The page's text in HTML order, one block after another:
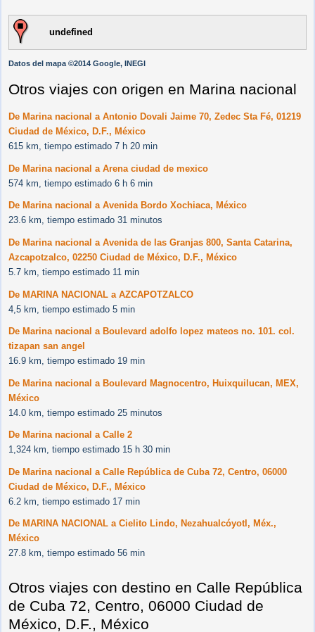
undefined
Datos del mapa ©2014 Google, INEGI
Otros viajes con origen en Marina nacional
De Marina nacional a Antonio Dovali Jaime 70, Zedec Sta Fé, 01219
Ciudad de México, D.F., México
615 km, tiempo estimado 7 h 20 min
De Marina nacional a Arena ciudad de mexico
574 km, tiempo estimado 6 h 6 min
De Marina nacional a Avenida Bordo Xochiaca, México
23.6 km, tiempo estimado 31 minutos
De Marina nacional a Avenida de las Granjas 800, Santa Catarina,
Azcapotzalco, 02250 Ciudad de México, D.F., México
5.7 km, tiempo estimado 11 min
De MARINA NACIONAL a AZCAPOTZALCO
4,5 km, tiempo estimado 5 min
De Marina nacional a Boulevard adolfo lopez mateos no. 101. col.
tizapan san angel
16.9 km, tiempo estimado 19 min
De Marina nacional a Boulevard Magnocentro, Huixquilucan, MEX,
México
14.0 km, tiempo estimado 25 minutos
De Marina nacional a Calle 2
1,324 km, tiempo estimado 15 h 30 min
De Marina nacional a Calle República de Cuba 72, Centro, 06000
Ciudad de México, D.F., México
6.2 km, tiempo estimado 17 min
De MARINA NACIONAL a Cielito Lindo, Nezahualcóyotl, Méx.,
México
27.8 km, tiempo estimado 56 min
Otros viajes con destino en Calle República
de Cuba 72, Centro, 06000 Ciudad de
México, D.F., México